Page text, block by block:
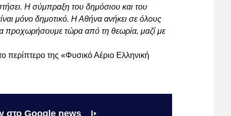
Η σύμπραξη του δημόσιου και του
μόνο δημοτικό. Η Αθήνα ανήκει σε όλους
προχωρήσουμε τώρα από τη θεωρία, μαζί με
περίπτερο της «Φυσικό Αέριο Ελληνική
στο Google news